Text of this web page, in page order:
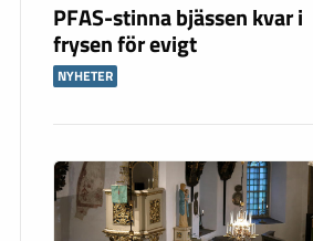
PFAS-stinna bjässen kvar i
frysen för evigt
NYHETER